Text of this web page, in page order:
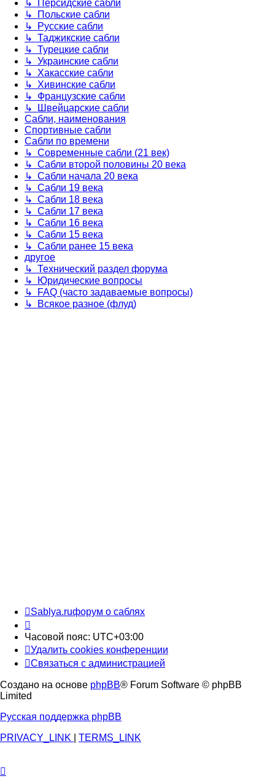
↳ Персидские сабли
↳ Польские сабли
↳ Русские сабли
↳ Таджикские сабли
↳ Турецкие сабли
↳ Украинские сабли
↳ Хакасские сабли
↳ Хивинские сабли
↳ Французские сабли
↳ Швейцарские сабли
Сабли, наименования
Спортивные сабли
Сабли по времени
↳ Современные сабли (21 век)
↳ Сабли второй половины 20 века
↳ Сабли начала 20 века
↳ Сабли 19 века
↳ Сабли 18 века
↳ Сабли 17 века
↳ Сабли 16 века
↳ Сабли 15 века
↳ Сабли ранее 15 века
другое
↳ Технический раздел форума
↳ Юридические вопросы
↳ FAQ (часто задаваемые вопросы)
↳ Всякое разное (флуд)
Sablya.ruфорум о саблях
Часовой пояс: UTC+03:00
Удалить cookies конференции
Связаться с администрацией
Создано на основе phpBB® Forum Software © phpBB
Limited
Русская поддержка phpBB
PRIVACY_LINK
TERMS_LINK